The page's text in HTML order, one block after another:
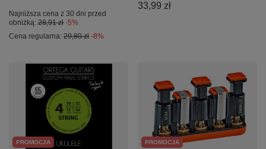
Najniższa cena z 30 dni przed
obniżką: 28,91 zł -5%
Cena regularna: 29,80 zł -8%
33,99 zł
PROMOCJA PROMOCJA